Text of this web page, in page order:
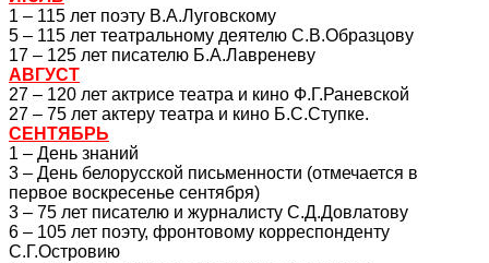
1 – 115 лет поэту В.А.Луговскому
5 – 115 лет театральному деятелю С.В.Образцову
17 – 125 лет писателю Б.А.Лавреневу
АВГУСТ
27 – 120 лет актрисе театра и кино Ф.Г.Раневской
27 – 75 лет актеру театра и кино Б.С.Ступке.
СЕНТЯБРЬ
1 – День знаний
3 – День белорусской письменности (отмечается в
первое воскресенье сентября)
3 – 75 лет писателю и журналисту С.Д.Довлатову
6 – 105 лет поэту, фронтовому корреспонденту
С.Г.Островию